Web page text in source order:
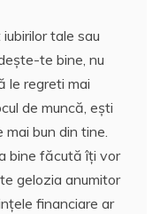
tale sau
te bine, nu
le regreti mai
de muncă, ești
bun din tine.
bine făcută îți vor
gelozia anumitor
financiare ar